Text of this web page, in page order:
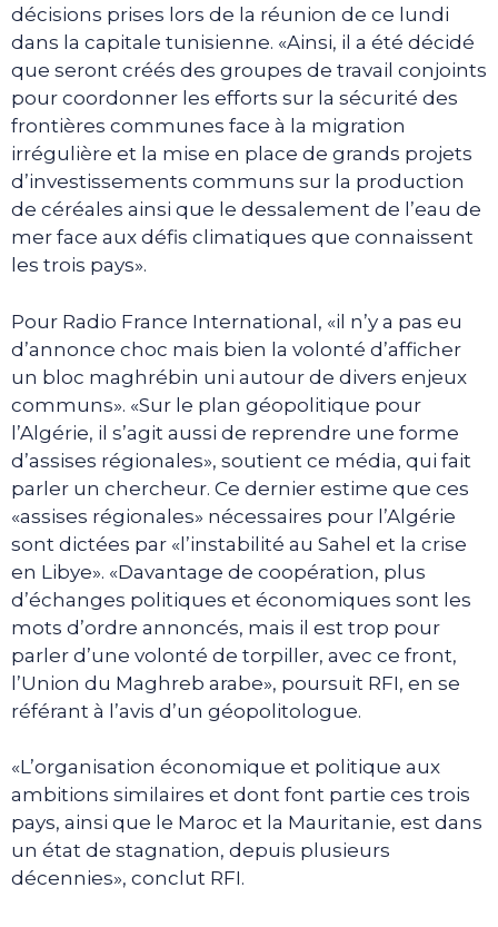
décisions prises lors de la réunion de ce lundi
dans la capitale tunisienne. «Ainsi, il a été décidé
que seront créés des groupes de travail conjoints
pour coordonner les efforts sur la sécurité des
frontières communes face à la migration
irrégulière et la mise en place de grands projets
d’investissements communs sur la production
de céréales ainsi que le dessalement de l’eau de
mer face aux défis climatiques que connaissent
les trois pays».
Pour Radio France International, «il n’y a pas eu
d’annonce choc mais bien la volonté d’afficher
un bloc maghrébin uni autour de divers enjeux
communs». «Sur le plan géopolitique pour
l’Algérie, il s’agit aussi de reprendre une forme
d’assises régionales», soutient ce média, qui fait
parler un chercheur. Ce dernier estime que ces
«assises régionales» nécessaires pour l’Algérie
sont dictées par «l’instabilité au Sahel et la crise
en Libye». «Davantage de coopération, plus
d’échanges politiques et économiques sont les
mots d’ordre annoncés, mais il est trop pour
parler d’une volonté de torpiller, avec ce front,
l’Union du Maghreb arabe», poursuit RFI, en se
référant à l’avis d’un géopolitologue.
«L’organisation économique et politique aux
ambitions similaires et dont font partie ces trois
pays, ainsi que le Maroc et la Mauritanie, est dans
un état de stagnation, depuis plusieurs
décennies», conclut RFI.